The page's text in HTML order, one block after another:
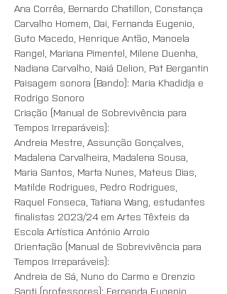
Ana Corrêa, Bernardo Chatillon, Constança
Carvalho Homem, Dai, Fernanda Eugenio,
Guto Macedo, Henrique Antão, Manoela
Rangel, Mariana Pimentel, Milene Duenha,
Nadiana Carvalho, Naiá Delion, Pat Bergantin
Paisagem sonora (Bando): Maria Khadidja e
Rodrigo Sonoro
Criação (Manual de Sobrevivência para
Tempos Irreparáveis):
Andreia Mestre, Assunção Gonçalves,
Madalena Carvalheira, Madalena Sousa,
Maria Santos, Marta Nunes, Mateus Dias,
Matilde Rodrigues, Pedro Rodrigues,
Raquel Fonseca, Tatiana Wang, estudantes
finalistas 2023/24 em Artes Têxteis da
Escola Artística António Arroio
Orientação (Manual de Sobrevivência para
Tempos Irreparáveis):
Andreia de Sá, Nuno do Carmo e Orenzio
Santi (professores); Fernanda Eugenio